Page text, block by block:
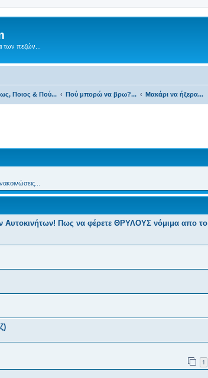
των πεζών...
Ποιος & Πού... Πού μπορώ να βρω?... Μακάρι να ήξερα...
Αυτοκινήτων! Πως να φέρετε ΘΡΥΛΟΥΣ νόμιμα απο το
1